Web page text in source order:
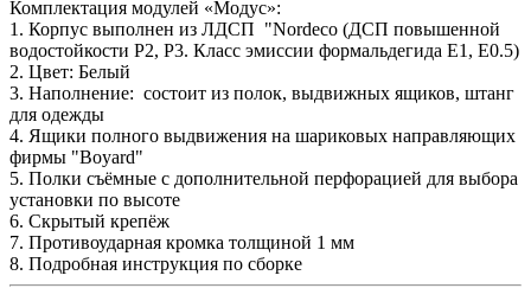
Комплектация модулей «Модус»:
1. Корпус выполнен из ЛДСП "Nordeco (ДСП повышенной
водостойкости P2, P3. Класс эмиссии формальдегида Е1, Е0.5)
2. Цвет: Белый
3. Наполнение: состоит из полок, выдвижных ящиков, штанг
для одежды
4. Ящики полного выдвижения на шариковых направляющих
фирмы "Boyard"
5. Полки съёмные с дополнительной перфорацией для выбора
установки по высоте
6. Скрытый крепёж
7. Противоударная кромка толщиной 1 мм
8. Подробная инструкция по сборке